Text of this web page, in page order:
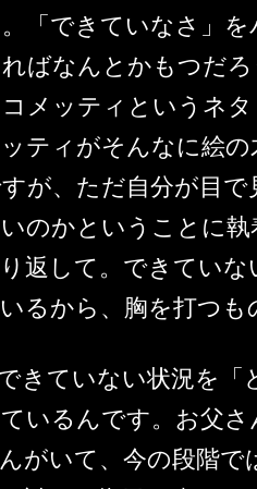
「できていなさ」
ばなんとかもつだ
メッティというネ
ティがそんなに絵
が、ただ自分が目
のかということに
返して。できてい
るから、胸を打つも
きていない状況を
いるんです。お父
がいて、今の段階